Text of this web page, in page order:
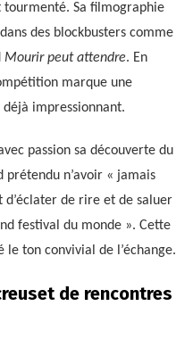
Sa filmographie
des blockbusters comme
Mourir peut attendre. En
marque une
impressionnant.
passion sa découverte du
prétendu n’avoir « jamais
d’éclater de rire et de saluer
festival du monde ». Cette
ton convivial de l’échange.
de rencontres